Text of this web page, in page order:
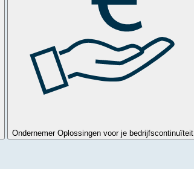
Ondernemer Oplossingen voor je bedrijfscontinuïteit